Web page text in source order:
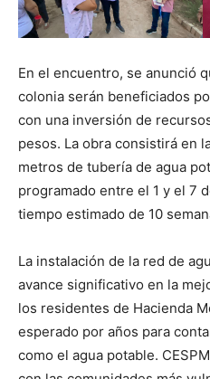
En el encuentro, se anunció
colonia serán beneficiados
con una inversión de
pesos. La obra consistirá en
metros de tubería de agua
programado entre el 1 y el 7
tiempo estimado de 10
La instalación de la red de
avance significativo en la
los residentes de Hacienda
esperado por años para
como el agua potable.